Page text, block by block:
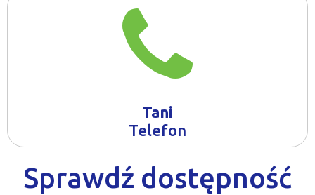
Tani
Telefon
Sprawdź dostępność